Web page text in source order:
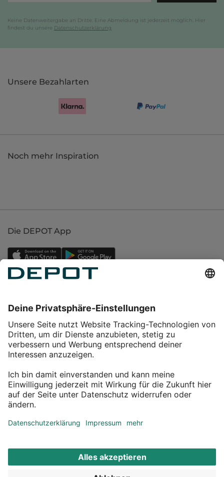
Keine Datenweitergabe an Dritte. Eine Abmeldung ist jederzeit möglich. Hier
findest du unsere Datenschutzerklärung
Unsere Bezahlarten
Noch mehr Inspiration
Die DEPOT App
Service
Über DEPOT
Kontakt
Aktionsbedingungen